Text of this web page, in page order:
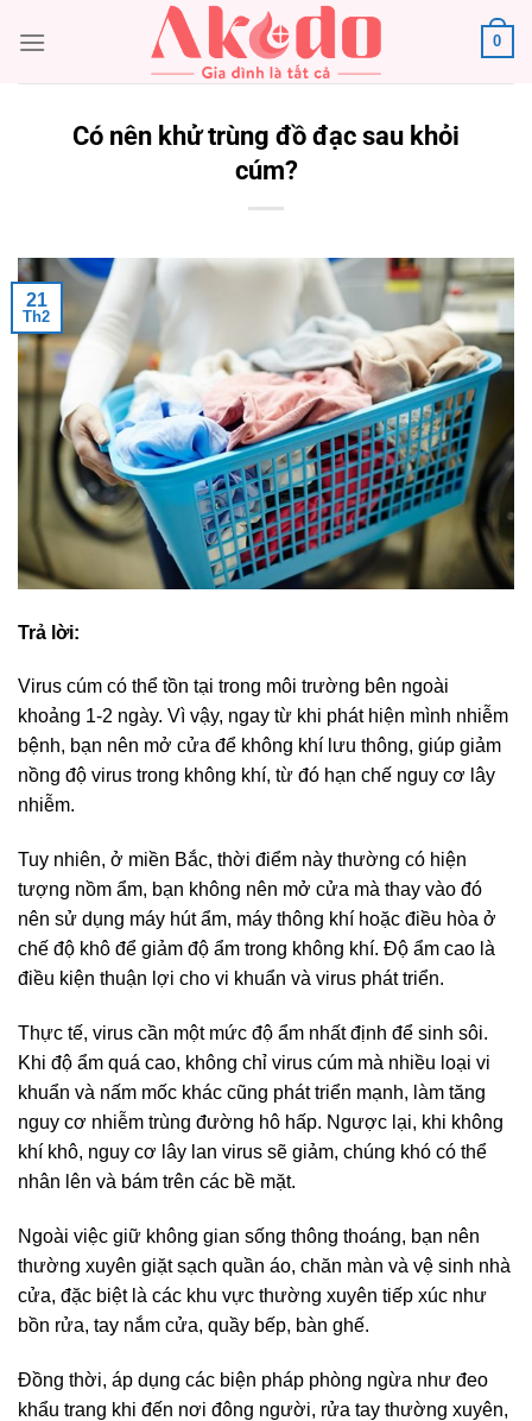
đến
0
Có nên khử trùng đồ đạc sau khỏi
cúm?
21
Th2
Trả lời:
Virus cúm có thể tồn tại trong môi trường bên ngoài
khoảng 1-2 ngày. Vì vậy, ngay từ khi phát hiện mình nhiễm
bệnh, bạn nên mở cửa để không khí lưu thông, giúp giảm
nồng độ virus trong không khí, từ đó hạn chế nguy cơ lây
nhiễm.
Tuy nhiên, ở miền Bắc, thời điểm này thường có hiện
tượng nồm ẩm, bạn không nên mở cửa mà thay vào đó
nên sử dụng máy hút ẩm, máy thông khí hoặc điều hòa ở
chế độ khô để giảm độ ẩm trong không khí. Độ ẩm cao là
điều kiện thuận lợi cho vi khuẩn và virus phát triển.
Thực tế, virus cần một mức độ ẩm nhất định để sinh sôi.
Khi độ ẩm quá cao, không chỉ virus cúm mà nhiều loại vi
khuẩn và nấm mốc khác cũng phát triển mạnh, làm tăng
nguy cơ nhiễm trùng đường hô hấp. Ngược lại, khi không
khí khô, nguy cơ lây lan virus sẽ giảm, chúng khó có thể
nhân lên và bám trên các bề mặt.
Ngoài việc giữ không gian sống thông thoáng, bạn nên
thường xuyên giặt sạch quần áo, chăn màn và vệ sinh nhà
cửa, đặc biệt là các khu vực thường xuyên tiếp xúc như
bồn rửa, tay nắm cửa, quầy bếp, bàn ghế.
Đồng thời, áp dụng các biện pháp phòng ngừa như đeo
khẩu trang khi đến nơi đông người, rửa tay thường xuyên,